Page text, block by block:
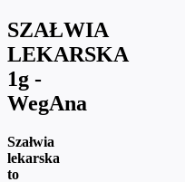
SZAŁWIA
LEKARSKA
1g -
WegAna
Szałwia
lekarska
to